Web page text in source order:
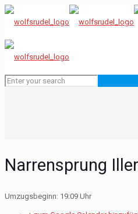
Narrensprung
Umzugsbeginn: 19:09 Uhr